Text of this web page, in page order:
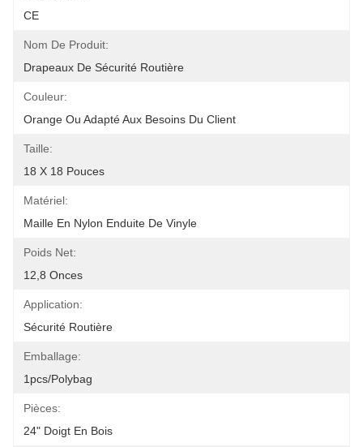
CE
Nom De Produit:
Drapeaux De Sécurité Routière
Couleur:
Orange Ou Adapté Aux Besoins Du Client
Taille:
18 X 18 Pouces
Matériel:
Maille En Nylon Enduite De Vinyle
Poids Net:
12,8 Onces
Application:
Sécurité Routière
Emballage:
1pcs/polybag
Pièces:
24" Doigt En Bois